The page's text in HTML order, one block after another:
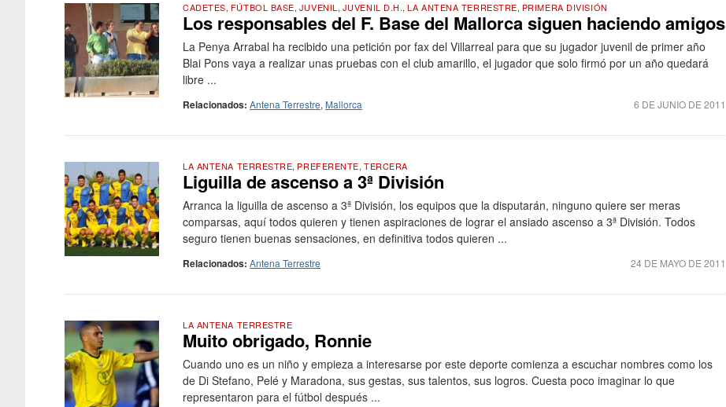
CADETES, FÚTBOL BASE, JUVENIL , JUVENIL D.H.,LA ANTENA TERRESTRE, PRIMERA DIVISIÓN
Los responsables del F. Base del Mallorca siguen haciendo amigos
La Penya Arrabal ha recibido una petición por fax del Villarreal para que su jugador juvenil de primer año
Blai Pons vaya a realizar unas pruebas con el club amarillo, el jugador que solo firmó por un año quedará
libre ...
6 DE JUNIO DE 2011
Relacionados: Antena Terrestre, Mallorca
LA ANTENA TERRESTRE, PREFERENTE, TERCERA
Liguilla de ascenso a 3ª División
Arranca la liguilla de ascenso a 3ª División, los equipos que la disputarán, ninguno quiere ser meras
comparsas, aquí todos quieren y tienen aspiraciones de lograr el ansiado ascenso a 3ª División. Todos
seguro tienen buenas sensaciones, en definitiva todos quieren ...
24 DE MAYO DE 2011
Relacionados: Antena Terrestre
LA ANTENA TERRESTRE
Muito obrigado, Ronnie
Cuando uno es un niño y empieza a interesarse por este deporte comienza a escuchar nombres como los
de Di Stefano, Pelé y Maradona, sus gestas, sus talentos, sus logros. Cuesta poco imaginar lo que
representaron para el fútbol después ...